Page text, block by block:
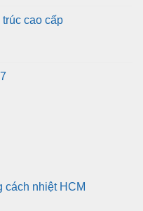
trúc cao cấp
cách nhiệt HCM